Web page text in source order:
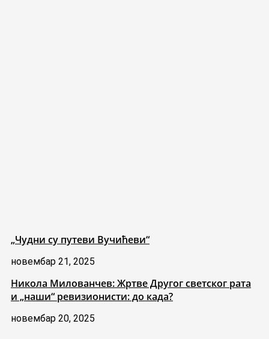
„Чудни су путеви Вучићеви“
новембар 21, 2025
Никола Милованчев: Жртве Другог светског рата
и „наши“ ревизионисти: до када?
новембар 20, 2025